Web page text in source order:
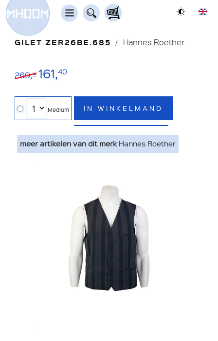
GILET ZER26BE.685 Hannes Roether
269,=161,40
Medium IN WINKELMAND
meer artikelen van dit merkHannes Roether